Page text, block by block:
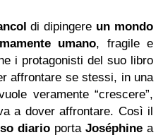
di dipingere un mondo
umano, fragile e
i protagonisti del suo libro
affrontare se stessi, in una
veramente “crescere”,
a dover affrontare. Così il
diario porta Joséphine a